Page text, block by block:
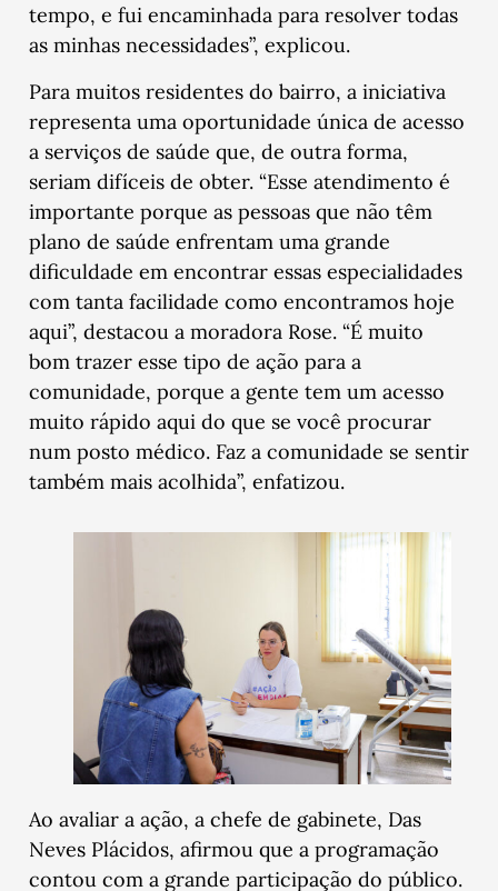
tempo, e fui encaminhada para resolver todas
as minhas necessidades”, explicou.
Para muitos residentes do bairro, a iniciativa
representa uma oportunidade única de acesso
a serviços de saúde que, de outra forma,
seriam difíceis de obter. “Esse atendimento é
importante porque as pessoas que não têm
plano de saúde enfrentam uma grande
dificuldade em encontrar essas especialidades
com tanta facilidade como encontramos hoje
aqui”, destacou a moradora Rose. “É muito
bom trazer esse tipo de ação para a
comunidade, porque a gente tem um acesso
muito rápido aqui do que se você procurar
num posto médico. Faz a comunidade se sentir
também mais acolhida”, enfatizou.
Ao avaliar a ação, a chefe de gabinete, Das
Neves Plácidos, afirmou que a programação
contou com a grande participação do público.